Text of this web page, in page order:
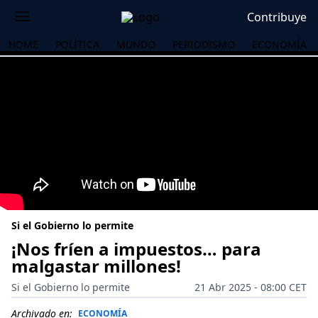
Contribuye
HOME POLÍTICA MUNDO PERIODISMO ECONOMÍA
Si el Gobierno lo permite
¡Nos fríen a impuestos… para
malgastar millones!
Si el Gobierno lo permite
21 Abr 2025 - 08:00 CET
Archivado en: ECONOMÍA